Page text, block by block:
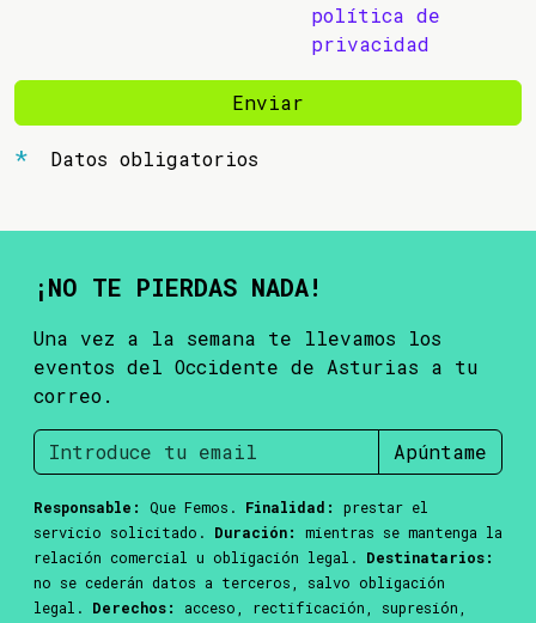
política de
privacidad
Enviar
Datos obligatorios
¡NO TE PIERDAS NADA!
Una vez a la semana te llevamos los
eventos del Occidente de Asturias a tu
correo.
Apúntame
Responsable: Que Femos. Finalidad:
prestar el
servicio solicitado. Duración:
mientras se mantenga la
relación comercial u obligación legal. Destinatarios:
no se cederán datos a terceros, salvo obligación
legal. Derechos:
acceso, rectificación, supresión,